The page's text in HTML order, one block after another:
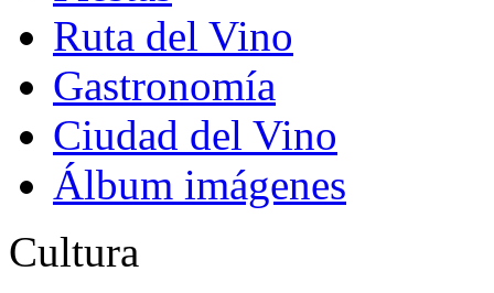
Ruta del Vino
Gastronomía
Ciudad del Vino
Álbum imágenes
Cultura